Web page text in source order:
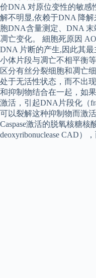
价DNA 对原位变性的敏感
解不明显,依赖于DNA 降
胞DNA含量测定、DNA
凋亡变化。 細胞死原因
DNA 片断的产生,因此其
小体片段与凋亡不相平衡
区分有丝分裂细胞和凋亡
处于无活性状态，而不出
和抑制物结合在一起，如
激活，引起DNA片段化（
可以裂解这种抑制物而激
Caspase激活的脱氧核糖核
deoxyribonuclease CAD）